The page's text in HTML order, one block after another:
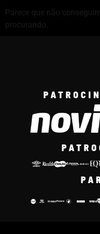
Parece que não
procurando.